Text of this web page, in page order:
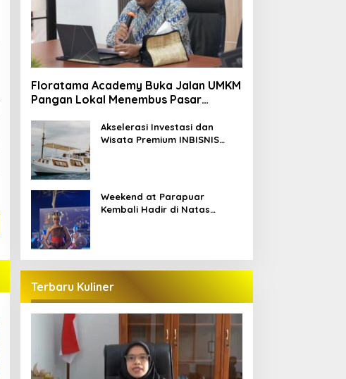
Floratama Academy Buka Jalan UMKM
Pangan Lokal Menembus Pasar
Akselerasi Investasi dan
Wisata Premium INBISNIS
Weekend at Parapuar
Kembali Hadir di Natas
Terbaru Kuliner